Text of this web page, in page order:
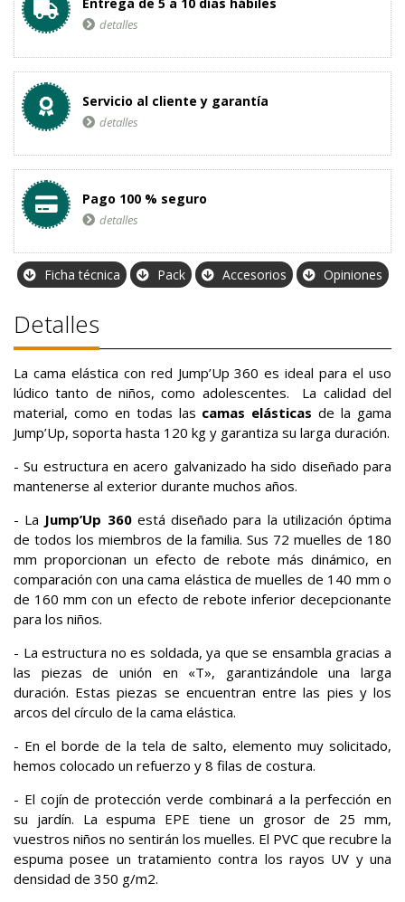
detalles
Servicio al cliente y garantía
detalles
Pago 100 % seguro
detalles
Ficha técnica Pack Accesorios Opiniones
Detalles
La cama elástica con red Jump’Up 360 es ideal para el uso
lúdico tanto de niños, como adolescentes. La calidad del
material, como en todas las camas elásticas de la gama
Jump’Up, soporta hasta 120 kg y garantiza su larga duración.
- Su estructura en acero galvanizado ha sido diseñado para
mantenerse al exterior durante muchos años.
- La Jump’Up 360está diseñado para la utilización óptima
de todos los miembros de la familia. Sus 72 muelles de 180
mm proporcionan un efecto de rebote más dinámico, en
comparación con una cama elástica de muelles de 140 mm o
de 160 mm con un efecto de rebote inferior decepcionante
para los niños.
- La estructura no es soldada, ya que se ensambla gracias a
las piezas de unión en «T», garantizándole una larga
duración. Estas piezas se encuentran entre las pies y los
arcos del círculo de la cama elástica.
- En el borde de la tela de salto, elemento muy solicitado,
hemos colocado un refuerzo y 8 filas de costura.
- El cojín de protección verde combinará a la perfección en
su jardín. La espuma EPE tiene un grosor de 25 mm,
vuestros niños no sentirán los muelles. El PVC que recubre la
espuma posee un tratamiento contra los rayos UV y una
densidad de 350 g/m2.